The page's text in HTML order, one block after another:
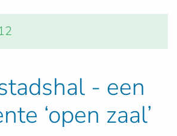
- een
‘open zaal’